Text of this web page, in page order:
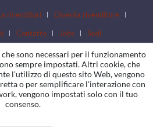
rivenditori
Diventa rivenditore
Contatto Jobs Sedi
sono necessari per il funzionamento
sempre impostati. Altri cookie, che
l'utilizzo di questo sito Web, vengono
o per semplificare l'interazione con
vengono impostati solo con il tuo
consenso.